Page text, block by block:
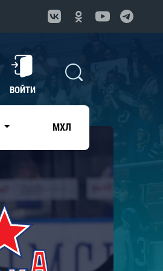
ВОЙТИ
МХЛ